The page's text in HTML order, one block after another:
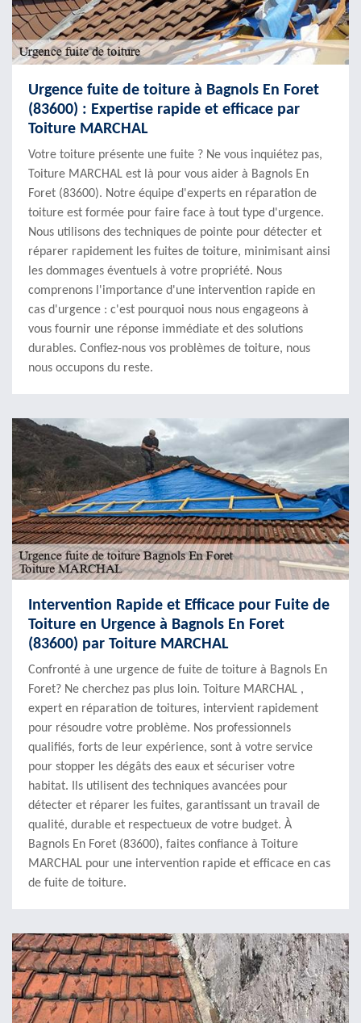
Urgence fuite de toiture à Bagnols En Foret
(83600) : Expertise rapide et efficace par
Toiture MARCHAL
Votre toiture présente une fuite ? Ne vous inquiétez pas,
Toiture MARCHAL est là pour vous aider à Bagnols En
Foret (83600). Notre équipe d'experts en réparation de
toiture est formée pour faire face à tout type d'urgence.
Nous utilisons des techniques de pointe pour détecter et
réparer rapidement les fuites de toiture, minimisant ainsi
les dommages éventuels à votre propriété. Nous
comprenons l'importance d'une intervention rapide en
cas d'urgence : c'est pourquoi nous nous engageons à
vous fournir une réponse immédiate et des solutions
durables. Confiez-nous vos problèmes de toiture, nous
nous occupons du reste.
Intervention Rapide et Efficace pour Fuite de
Toiture en Urgence à Bagnols En Foret
(83600) par Toiture MARCHAL
Confronté à une urgence de fuite de toiture à Bagnols En
Foret? Ne cherchez pas plus loin. Toiture MARCHAL ,
expert en réparation de toitures, intervient rapidement
pour résoudre votre problème. Nos professionnels
qualifiés, forts de leur expérience, sont à votre service
pour stopper les dégâts des eaux et sécuriser votre
habitat. Ils utilisent des techniques avancées pour
détecter et réparer les fuites, garantissant un travail de
qualité, durable et respectueux de votre budget. À
Bagnols En Foret (83600), faites confiance à Toiture
MARCHAL pour une intervention rapide et efficace en cas
de fuite de toiture.